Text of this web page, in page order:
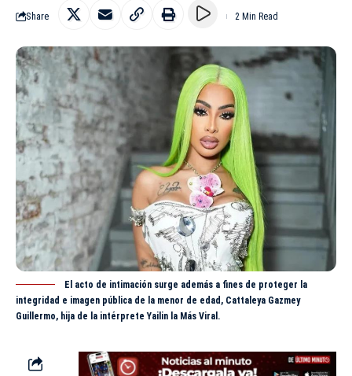
Share 2 Min Read
El acto de intimación surge además a fines de proteger la
integridad e imagen pública de la menor de edad, Cattaleya Gazmey
Guillermo, hija de la intérprete Yailin la Más Viral.